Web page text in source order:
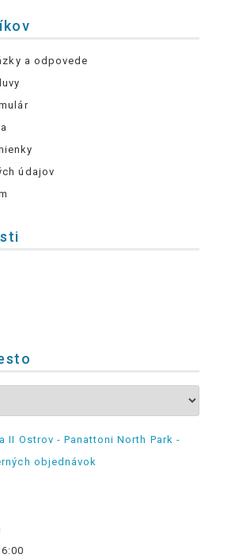
a odpovede
údajov
II Ostrov - Panattoni North Park -
objednávok